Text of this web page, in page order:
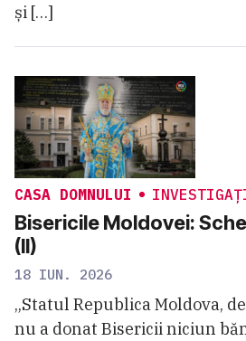
și […]
CASA DOMNULUI
Bisericile Moldovei:
(II)
18 IUN. 2026
„Statul Republica Moldova,
nu a donat Bisericii niciun